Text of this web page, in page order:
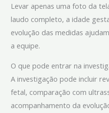
Levar apenas uma foto da
laudo completo, a idade
evolução das medidas
a equipe.
O que pode entrar na
A investigação pode incluir
fetal, comparação com
acompanhamento da